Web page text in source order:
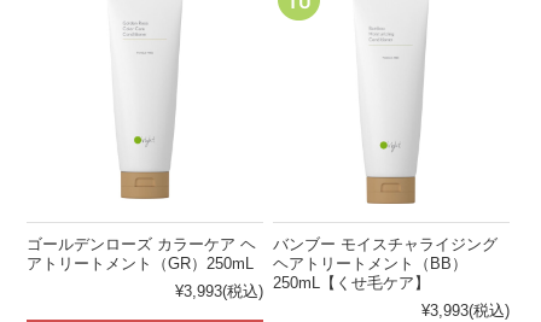
ゴールデンローズ カラーケア ヘ
アトリートメント（GR）250mL
¥3,993(税込)
バンブー モイスチャライジング
ヘアトリートメント（BB）
250mL【くせ毛ケア】
¥3,993(税込)